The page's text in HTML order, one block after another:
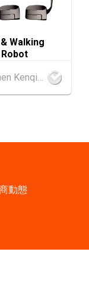
布局
(香港會議展
2026 (香港會
Walking
Shenzhen Kenqing Technology Co., Ltd.
動態